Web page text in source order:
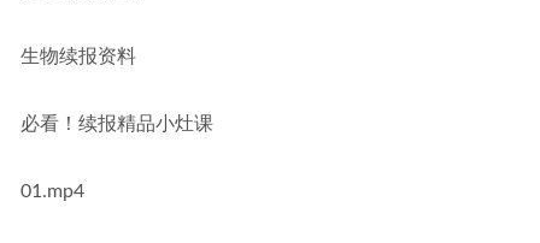
生物续报资料
必看！续报精品小灶课
01.mp4